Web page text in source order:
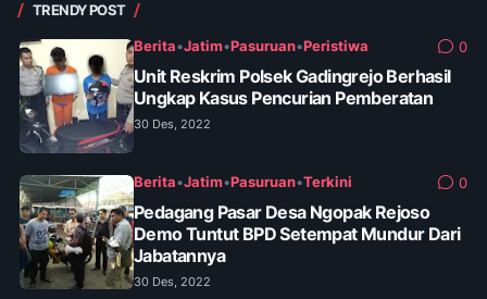
TRENDY POST
Berita•Jatim•Pasuruan•Peristiwa 0
Unit Reskrim Polsek Gadingrejo Berhasil
Ungkap Kasus Pencurian Pemberatan
30 Des, 2022
Berita•Jatim•Pasuruan•Terkini 0
Pedagang Pasar Desa Ngopak Rejoso
Demo Tuntut BPD Setempat Mundur Dari
Jabatannya
30 Des, 2022